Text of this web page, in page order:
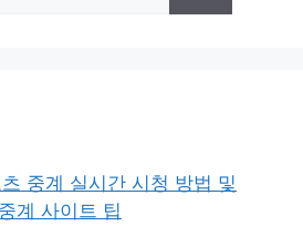
중계 실시간 시청 방법 및
계 사이트 팁